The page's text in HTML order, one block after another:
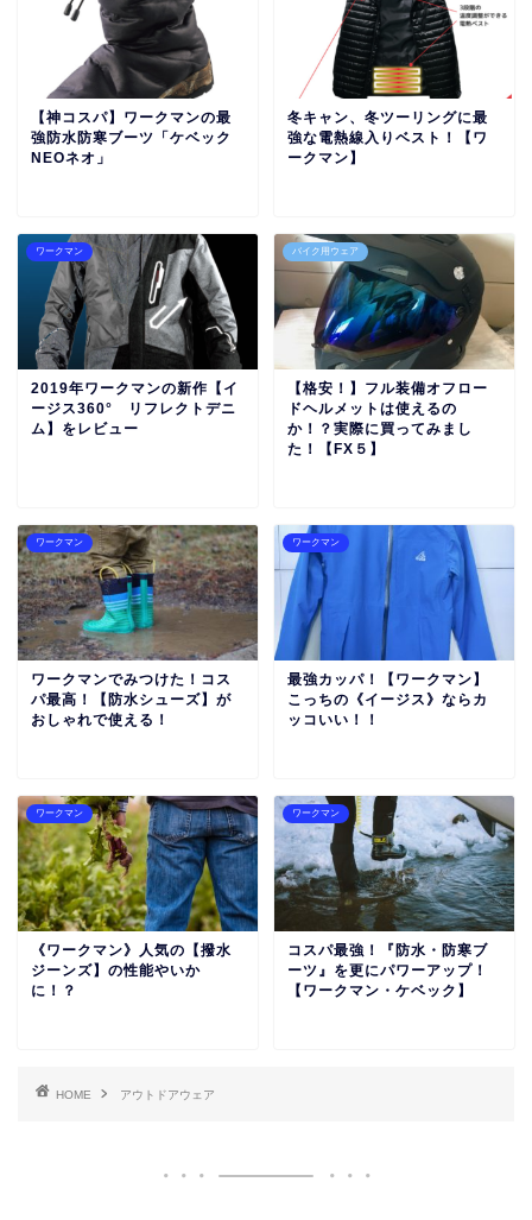
【神コスパ】ワークマンの最
強防水防寒ブーツ「ケベック
NEOネオ」
冬キャン、冬ツーリングに最
強な電熱線入りベスト！【ワ
ークマン】
ワークマン
2019年ワークマンの新作【イ
ージス360° リフレクトデニ
ム】をレビュー
バイク用ウェア
【格安！】フル装備オフロー
ドヘルメットは使えるの
か！？実際に買ってみまし
た！【FX５】
ワークマン
ワークマンでみつけた！コス
パ最高！【防水シューズ】が
おしゃれで使える！
ワークマン
最強カッパ！【ワークマン】
こっちの《イージス》ならカ
ッコいい！！
ワークマン
《ワークマン》人気の【撥水
ジーンズ】の性能やいか
に！？
ワークマン
コスパ最強！『防水・防寒ブ
ーツ』を更にパワーアップ！
【ワークマン・ケベック】
HOME アウトドアウェア